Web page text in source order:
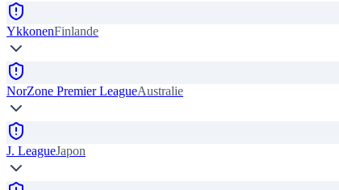
YkkonenFinlande
NorZone Premier LeagueAustralie
J. LeagueJapon